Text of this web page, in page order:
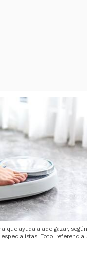
que ayuda a adelgazar, según
especialistas. Foto: referencial.